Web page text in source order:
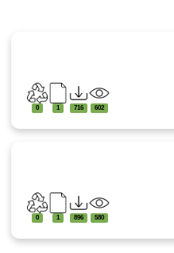
602
716
1
0
580
896
1
0